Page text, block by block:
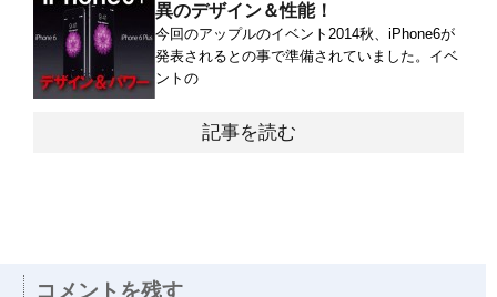
異のデザイン＆性能！
今回のアップルのイベント2014秋、iPhone6が
発表されるとの事で準備されていました。イベ
ントの
記事を読む
コメントを残す